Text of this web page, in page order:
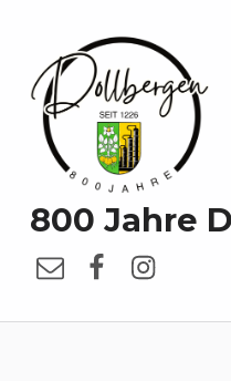
800 Jahre
E-MailFacebook